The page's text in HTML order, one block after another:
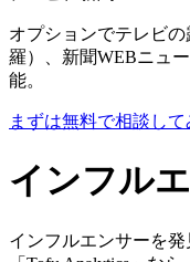
オプションでテレビ
羅）、新聞WEBニュ
能。
まずは無料で相談して
インフル
インフルエンサーを